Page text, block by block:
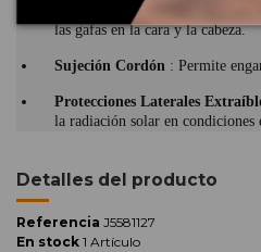
Varillas Curvadas
: Perfil
las gafas en la cara y la cabeza.
Sujeción Cordón : Permite
Protecciones Laterales
la radiación solar en condiciones
Detalles del producto
Referencia J5581127
En stock 1 Artículo